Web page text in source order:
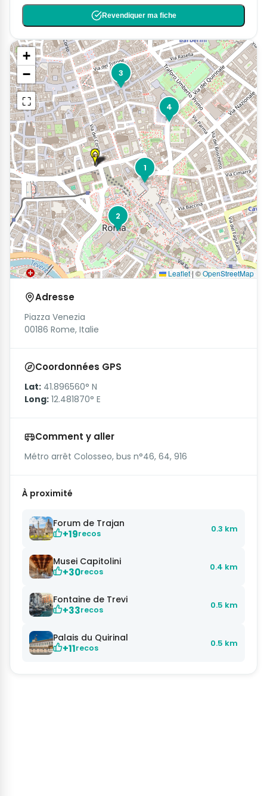
Revendiquer ma fiche
1
2
3
4
+
−
⛶
Leaflet| ©OpenStreetMap
Adresse
Piazza Venezia
00186 Rome, Italie
Coordonnées GPS
Lat: 41.896560° N
Long: 12.481870° E
Comment y aller
Métro arrêt Colosseo, bus n°46, 64, 916
À proximité
Forum de Trajan
+19recos 0.3 km
Musei Capitolini
+30recos 0.4 km
Fontaine de Trevi
+33recos 0.5 km
Palais du Quirinal
+11recos 0.5 km